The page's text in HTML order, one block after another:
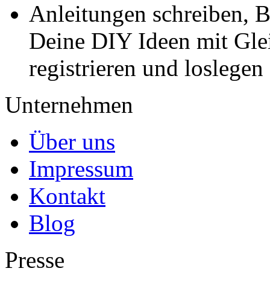
Anleitungen schreiben,
Deine DIY Ideen mit
registrieren und loslegen
Unternehmen
Über uns
Impressum
Kontakt
Blog
Presse